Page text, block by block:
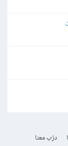
درّب معنا